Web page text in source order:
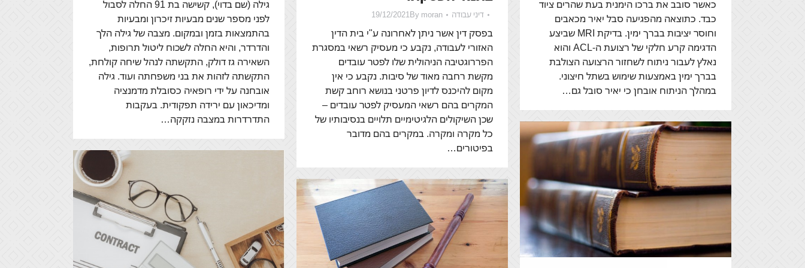
גילה (שם בדוי), קשישה בת 91 החלה לסבול
לפני מספר שנים מבעיות זיכרון ומבעיות
בהתמצאות בזמן ובמקום. מצבה של גילה הלך
והדרדר, והיא החלה לשכוח ליטול תרופות,
השאירה גז דולק, התקשתה לנהל שיחה קולחת,
התקשתה לזהות את בני משפחתה ועוד. גילה
אובחנה על ידי רופאיה כסובלת מדמנציה
ומדיכאון עם ירידה תפקודית. בעקבות
התדרדרות במצבה נזקקה…
דיני עבודה By moran
19/12/2021
בפסק דין אשר ניתן לאחרונה ע"י בית הדין
האזורי לעבודה, נקבע כי מעסיק רשאי במסגרת
הפררוגטיבה הניהולית שלו לפטר עובדים
מקשת רחבה מאוד של סיבות. נקבע כי אין
מקום להיכנס לדיון פרטני בנושא רוחב קשת
המקרים בהם רשאי המעסיק לפטר עובדים –
שכן השיקולים הלגיטימיים תלויים בנסיבותיו של
כל מקרה ומקרה. במקרים בהם מדובר
בפיטורים…
כאשר סובב את ברכו הימנית בעת שהרים ציוד
כבד. כתוצאה מהפגיעה סבל יאיר מכאבים
וחוסר יציבות בברך ימין. בדיקת MRI שביצע
הדגימה קרע חלקי של רצועת ה-ACL והוא
נאלץ לעבור ניתוח לשחזור הרצועה הצולבת
בברך ימין באמצעות שימוש בשתל חיצוני.
במהלך הניתוח אובחן כי יאיר סובל גם…